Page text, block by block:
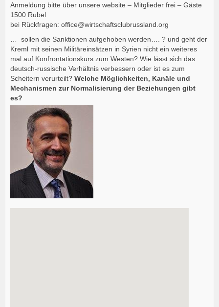
Anmeldung bitte über unsere website – Mitglieder frei – Gäste
1500 Rubel
bei Rückfragen: office@wirtschaftsclubrussland.org
… sollen die Sanktionen aufgehoben werden…. ? und geht der
Kreml mit seinen Militäreinsätzen in Syrien nicht ein weiteres
mal auf Konfrontationskurs zum Westen? Wie lässt sich das
deutsch-russische Verhältnis verbessern oder ist es zum
Scheitern verurteilt?Welche Möglichkeiten, Kanäle und
Mechanismen zur Normalisierung der Beziehungen gibt
es?